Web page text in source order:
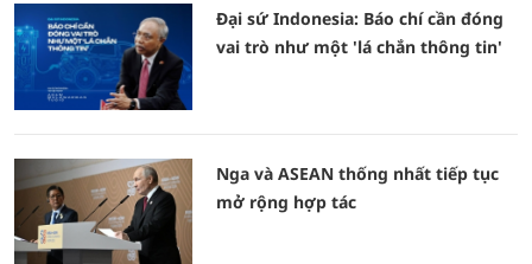
Đại sứ Indonesia: Báo chí cần đóng
vai trò như một 'lá chắn thông tin'
Nga và ASEAN thống nhất tiếp tục
mở rộng hợp tác